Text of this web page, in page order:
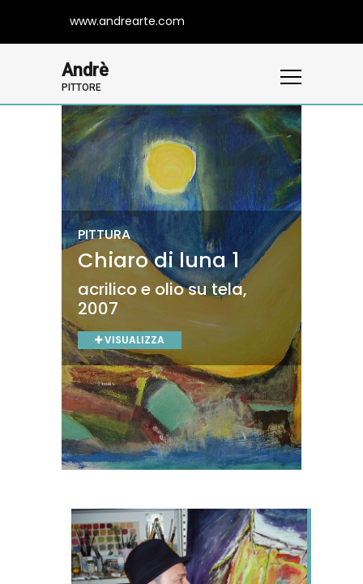
www.andrearte.com
Andrè
PITTORE
PITTURA
Chiaro di luna 1
acrilico e olio su tela,
2007
VISUALIZZA
PITTURA
Riflessi
olio su tela, 2001
VISUALIZZA
PITTURA
Vento nella casa
acrilico e olio su tela,
2006
VISUALIZZA
PITTURA
Gesù
olio su tela, 2002
VISUALIZZA
PITTURA
Strumenti 1
acrilico e olio su tela,
2006
VISUALIZZA